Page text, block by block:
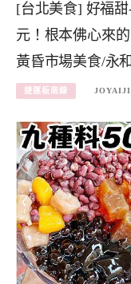
[台北美食] 好福
元！根本佛心來
黃昏市場美食/永
捷運板南線